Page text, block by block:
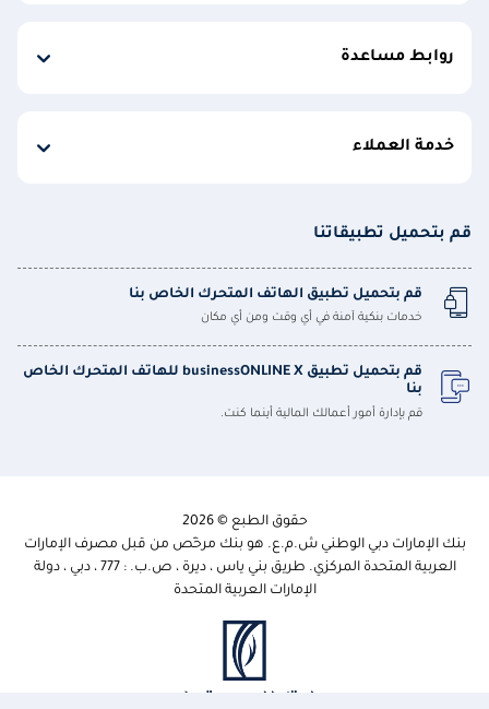
روابط مساعدة
خدمة العملاء
قم بتحميل تطبيقاتنا
قم بتحميل تطبيق الهاتف المتحرك الخاص بنا
خدمات بنكية آمنة في أي وقت ومن أي مكان
قم بتحميل تطبيق businessONLINE X للهاتف المتحرك الخاص
بنا
قم بإدارة أمور أعمالك المالية أينما كنت.
حقوق الطبع © 2026
بنك الإمارات دبي الوطني ش.م.ع. هو بنك مرخّص من قبل مصرف الإمارات
العربية المتحدة المركزي. طريق بني ياس ، ديرة ، ص.ب. : 777 ، دبي ، دولة
الإمارات العربية المتحدة